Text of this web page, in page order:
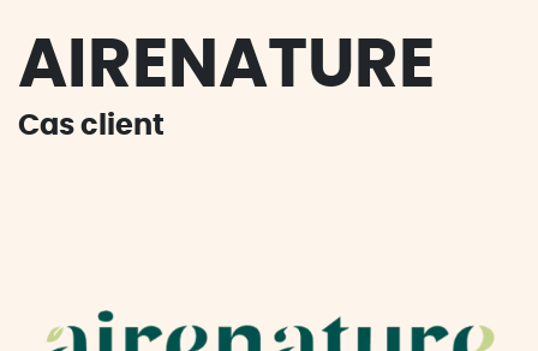
AIRENATURE
Cas client